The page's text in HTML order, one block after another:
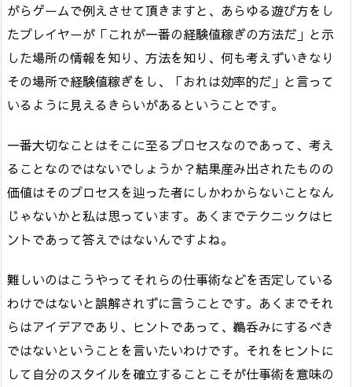
がらゲームで例えさせて頂きますと、あらゆる遊び方をし
たプレイヤーが「これが一番の経験値稼ぎの方法だ」と示
した場所の情報を知り、方法を知り、何も考えずいきなり
その場所で経験値稼ぎをし、「おれは効率的だ」と言って
いるように見えるきらいがあるということです。
一番大切なことはそこに至るプロセスなのであって、考え
ることなのではないでしょうか？結果産み出されたものの
価値はそのプロセスを辿った者にしかわからないことなん
じゃないかと私は思っています。あくまでテクニックはヒ
ントであって答えではないんですよね。
難しいのはこうやってそれらの仕事術などを否定している
わけではないと誤解されずに言うことです。あくまでそれ
らはアイデアであり、ヒントであって、鵜呑みにするべき
ではないということを言いたいわけです。それをヒントに
して自分のスタイルを確立することこそが仕事術を意味の